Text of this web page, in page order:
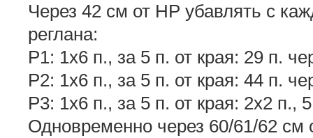
Через 42 см от НР убавлять с
реглана:
Р1: 1х6 п., за 5 п. от края: 29 п.
Р2: 1х6 п., за 5 п. от края: 44 п.
Р3: 1х6 п., за 5 п. от края: 2х2 п.,
Одновременно через 60/61/62